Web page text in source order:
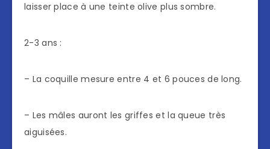
laisser place à une teinte olive plus sombre.
2-3 ans :
– La coquille mesure entre 4 et 6 pouces de long.
– Les mâles auront les griffes et la queue très
aiguisées.